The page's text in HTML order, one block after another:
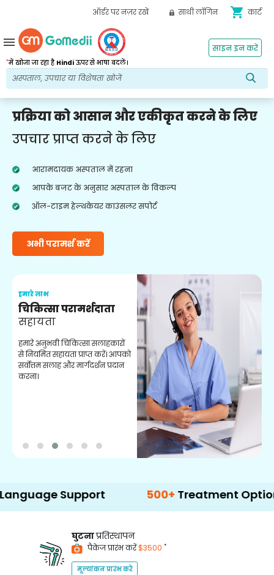
ऑर्डर पर नज़र रखें साथी लॉगिन shopping_cart कार्ट
*में खोजा जा रहा है Hindiऊपर से भाषा बदलें।
साइन इन करें
menu
प्रक्रिया को आसान और एकीकृत करने के लिए
उपचार प्राप्त करने के लिए
आरामदायक अस्पताल में रहना
आपके बजट के अनुसार अस्पताल के विकल्प
ऑल-टाइम हेल्थकेयर काउंसलर सपोर्ट
अभी परामर्श करें
हमारे लाभ
चिकित्सा परामर्शदाता
सहायता
हमारे अनुभवी चिकित्सा सलाहकारों
से नियमित सहायता प्राप्त करें। आपको
सर्वोत्तम सलाह और मार्गदर्शन प्रदान
करना।
Support 500+ Treatment Options
घुटनाप्रतिस्थापन
पैकेज प्रारंभ करें$3500 *
मूल्यांकन प्रारंभ करें